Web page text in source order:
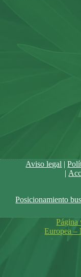
Aviso legal |
|
Posicionamiento
Página
Europea –